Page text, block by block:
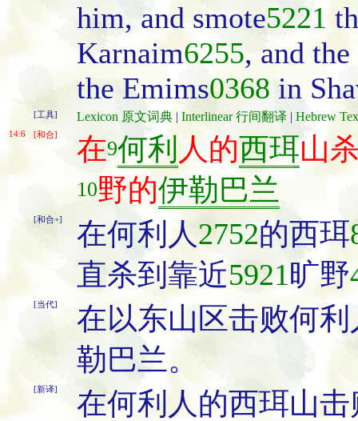
him, and smote5221
Karnaim6255, and
the Emims0368 in
[工具] Lexicon 原文词典 | Interlinear 行间翻译 | Hebrew
14:6 [和合] 在9何利 人的西珥山
10野的伊勒巴兰
[和合+] 在何利人2752的西珥
直杀到靠近5921旷野
[当代]
在以东山区击败何
勒巴兰。
[新译]
在何利人的西珥山